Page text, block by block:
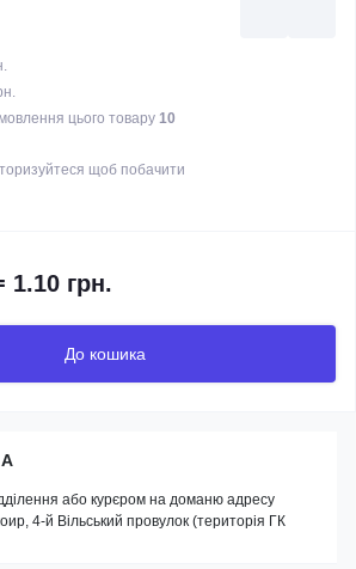
цього товару 10
щоб побачити
1.10 грн.
До кошика
або курєром на доманю адресу
4-й Вільський провулок (територія ГК